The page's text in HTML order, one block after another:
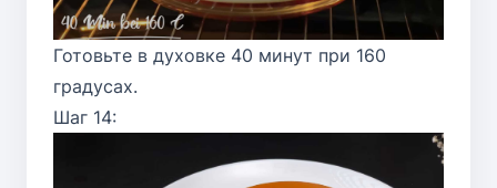
Готовьте в духовке 40 минут при 160
градусах.
Шаг 14: